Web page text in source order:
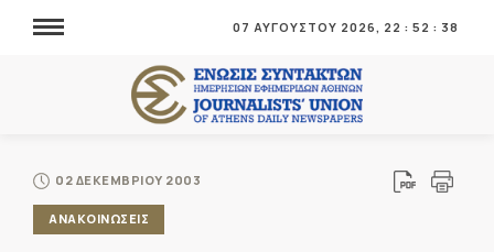
07 ΑΥΓΟΥΣΤΟΥ 2026, 22 : 52 : 38
02 ΔΕΚΕΜΒΡΙΟΥ 2003
ΑΝΑΚΟΙΝΩΣΕΙΣ